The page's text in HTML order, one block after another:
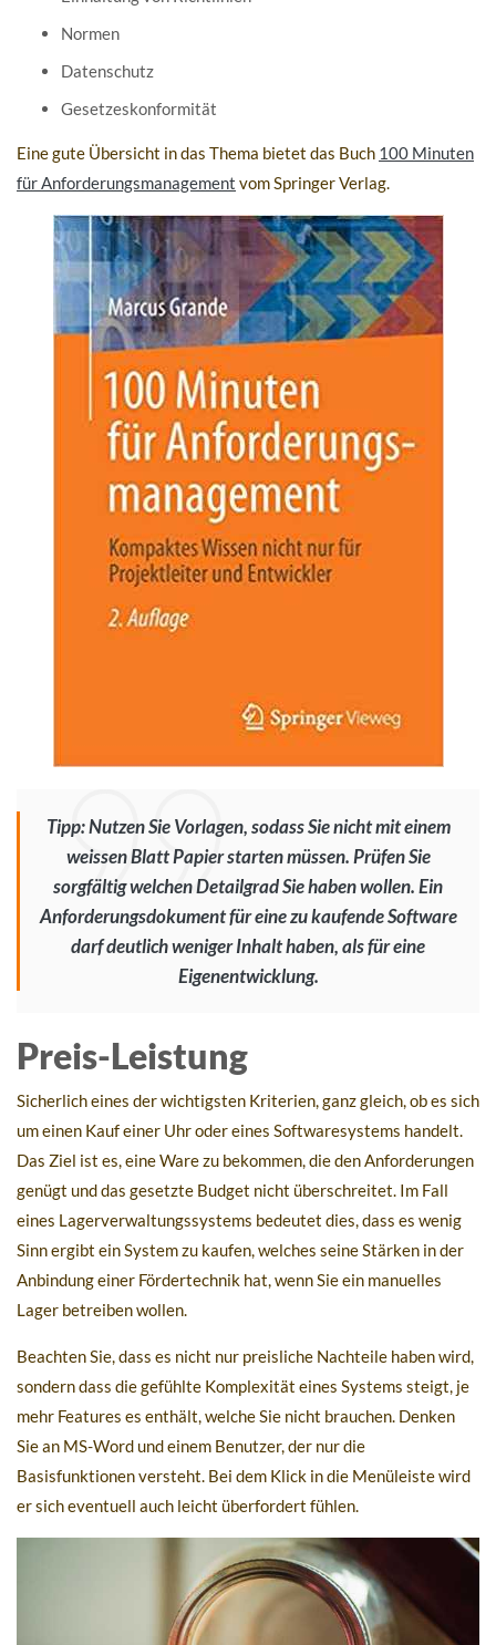
Normen
Datenschutz
Gesetzeskonformität
Eine gute Übersicht in das Thema bietet das Buch 100 Minuten
für Anforderungsmanagement vom Springer Verlag.
Tipp: Nutzen Sie Vorlagen, sodass Sie nicht mit einem
weissen Blatt Papier starten müssen. Prüfen Sie
sorgfältig welchen Detailgrad Sie haben wollen. Ein
Anforderungsdokument für eine zu kaufende Software
darf deutlich weniger Inhalt haben, als für eine
Eigenentwicklung.
Preis-Leistung
Sicherlich eines der wichtigsten Kriterien, ganz gleich, ob es sich
um einen Kauf einer Uhr oder eines Softwaresystems handelt.
Das Ziel ist es, eine Ware zu bekommen, die den Anforderungen
genügt und das gesetzte Budget nicht überschreitet. Im Fall
eines Lagerverwaltungssystems bedeutet dies, dass es wenig
Sinn ergibt ein System zu kaufen, welches seine Stärken in der
Anbindung einer Fördertechnik hat, wenn Sie ein manuelles
Lager betreiben wollen.
Beachten Sie, dass es nicht nur preisliche Nachteile haben wird,
sondern dass die gefühlte Komplexität eines Systems steigt, je
mehr Features es enthält, welche Sie nicht brauchen. Denken
Sie an MS-Word und einem Benutzer, der nur die
Basisfunktionen versteht. Bei dem Klick in die Menüleiste wird
er sich eventuell auch leicht überfordert fühlen.